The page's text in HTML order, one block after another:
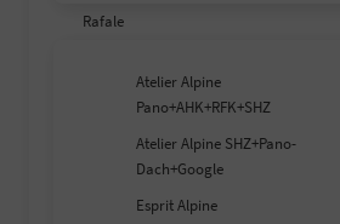
Rafale
Atelier Alpine
Pano+AHK+RFK+SHZ
Atelier Alpine SHZ+Pano-
Dach+Google
Esprit Alpine